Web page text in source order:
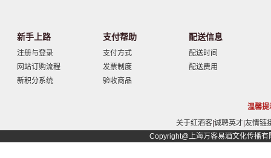
新手上路
注册与登录
网站订购流程
新积分系统
支付帮助
支付方式
发票制度
验收商品
配送信息
配送时间
配送费用
温馨提
关于红酒客 |诚聘英才 |友情链
Copyright@上海万客易酒文化传播